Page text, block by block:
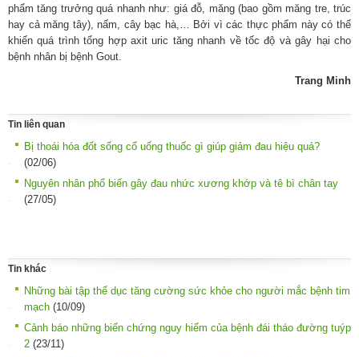
phẩm tăng trưởng quá nhanh như: giá đỗ, măng (bao gồm măng tre, trúc
hay cả măng tây), nấm, cây bạc hà,… Bởi vì các thực phẩm này có thể
khiến quá trình tổng hợp axit uric tăng nhanh về tốc độ và gây hại cho
bệnh nhân bị bệnh Gout.
Trang Minh
Tin liên quan
Bị thoái hóa đốt sống cổ uống thuốc gì giúp giảm đau hiệu quả?
(02/06)
Nguyên nhân phổ biến gây đau nhức xương khớp và tê bì chân tay
(27/05)
Tin khác
Những bài tập thể dục tăng cường sức khỏe cho người mắc bệnh tim
mạch (10/09)
Cảnh báo những biến chứng nguy hiểm của bệnh đái tháo đường tuýp
2 (23/11)